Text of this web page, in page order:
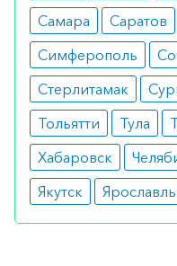
с любого телефона
Самара
Саратов
Симферополь
Стерлитамак
Тольятти
Тула
Хабаровск
Якутск
Ярославль